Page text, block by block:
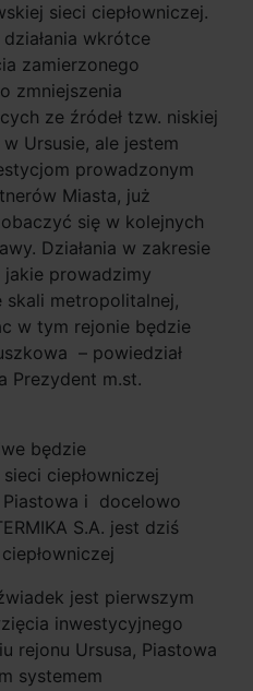
sieci ciepłowniczej.
wkrótce
zamierzonego
zmniejszenia
ze źródeł tzw. niskiej
Ursusie, ale jestem
prowadzonym
Miasta, już
się w kolejnych
Działania w zakresie
prowadzimy
skali metropolitalnej,
w tym rejonie będzie
– powiedział
Prezydent m.st.
będzie
ciepłowniczej
Piastowa i docelowo
S.A. jest dziś
jest pierwszym
inwestycyjnego
rejonu Ursusa, Piastowa
systemem